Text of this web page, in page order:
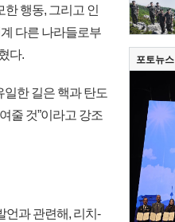
한 행동, 그리고 인
다른 나라들로부
다.
일한 길은 핵과 탄도
줄 것”이라고 강조
언과 관련해, 리치-
포토뉴스